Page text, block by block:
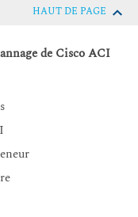
HAUT DE PAGE
de Cisco ACI